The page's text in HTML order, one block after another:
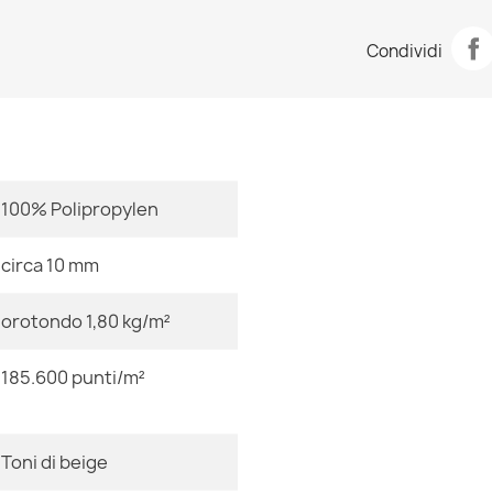
Tappeto
33,90 €
Condividi
100% Polipropylen
circa 10 mm
orotondo 1,80 kg/m²
185.600 punti/m²
Toni di beige